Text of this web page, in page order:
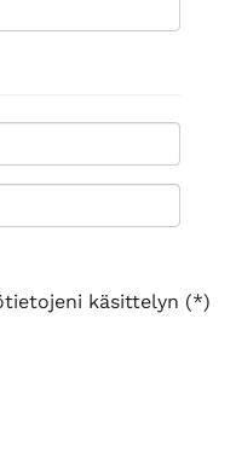
käsittelyn (*)